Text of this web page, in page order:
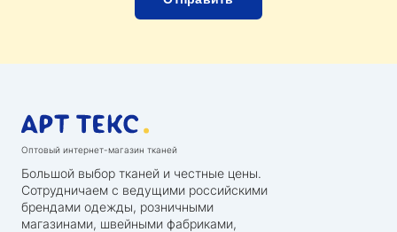
Оптовый интернет-магазин тканей
Большой выбор тканей и честные цены.
Сотрудничаем с ведущими российскими
брендами одежды, розничными
магазинами, швейными фабриками,